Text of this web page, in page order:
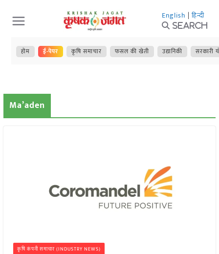
Skip
to
content
English | हिन्दी
Search
होम ई-पेपर कृषि समाचार फसल की खेती उद्यानिकी सरकारी
Ma’aden
कृषि कंपनी समाचार (INDUSTRY NEWS)